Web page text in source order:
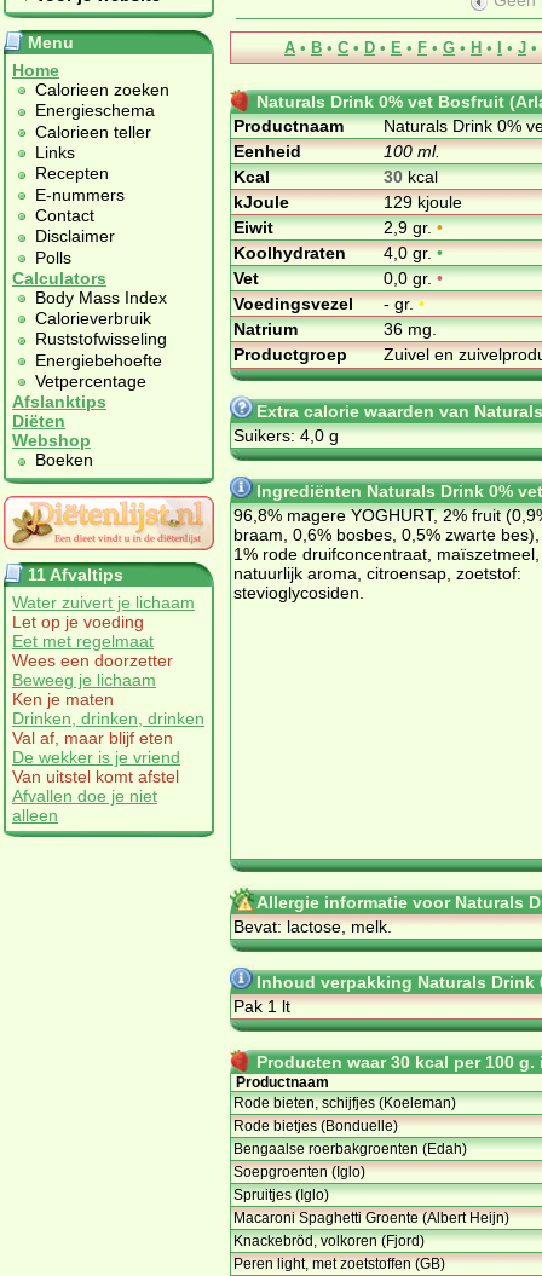
Menu
Home
Calorieen zoeken
Energieschema
Calorieen teller
Links
Recepten
E-nummers
Contact
Disclaimer
Polls
Calculators
Body Mass Index
Calorieverbruik
Ruststofwisseling
Energiebehoefte
Vetpercentage
Afslanktips
Diëten
Webshop
Boeken
11 Afvaltips
Water zuivert je lichaam
Let op je voeding
Eet met regelmaat
Wees een doorzetter
Beweeg je lichaam
Ken je maten
Drinken, drinken, drinken
Val af, maar blijf eten
De wekker is je vriend
Van uitstel komt afstel
Afvallen doe je niet
alleen
A • B • C • D • E • F • G • H • I • J •
Naturals Drink 0% vet Bosfruit
Productnaam
Naturals Drink 0%
Eenheid
100 ml.
Kcal
30kcal
kJoule
129 kjoule
Eiwit
2,9 gr.•
Koolhydraten
4,0 gr.•
Vet
0,0 gr.•
Voedingsvezel
- gr.•
Natrium
36 mg.
Productgroep
Zuivel en
Extra calorie waarden van
Suikers: 4,0 g
Ingrediënten Naturals Drink 0%
96,8% magere YOGHURT, 2% fruit
braam, 0,6% bosbes, 0,5% zwarte bes),
1% rode druifconcentraat, maïszetmeel,
natuurlijk aroma, citroensap, zoetstof:
stevioglycosiden.
Allergie informatie voor Naturals
Bevat: lactose, melk.
Inhoud verpakking Naturals Drink
Pak 1 lt
Producten waar 30 kcal per 100
Productnaam
Rode bieten, schijfjes (Koeleman)
Rode bietjes (Bonduelle)
Bengaalse roerbakgroenten (Edah)
Soepgroenten (Iglo)
Spruitjes (Iglo)
Macaroni Spaghetti Groente (Albert Heijn)
Knackebröd, volkoren (Fjord)
Peren light, met zoetstoffen (GB)